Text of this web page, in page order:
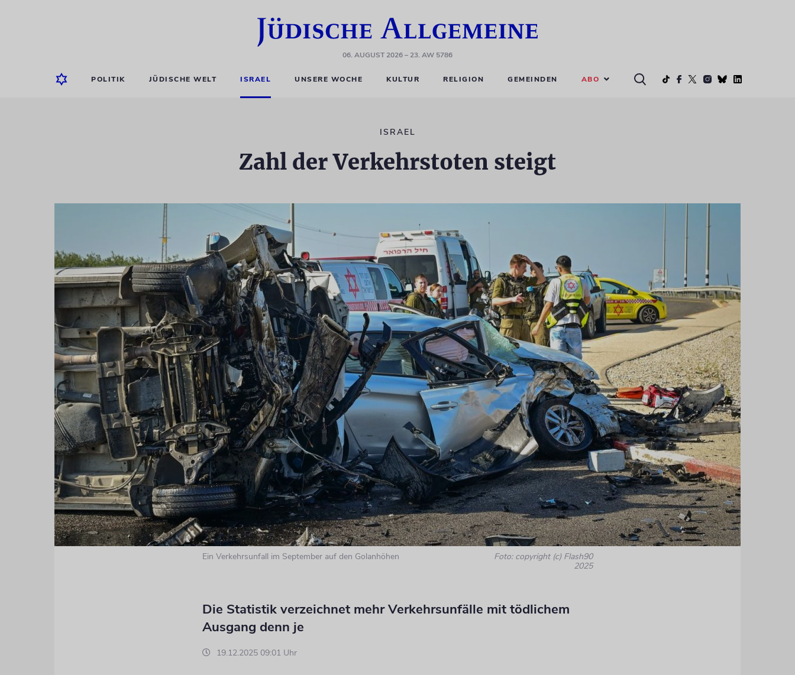
06. AUGUST 2026– 23. AW 5786
POLITIK JÜDISCHE WELT ISRAEL UNSERE WOCHE KULTUR RELIGION GEMEINDEN ABO
ISRAEL
Zahl der Verkehrstoten steigt
Ein Verkehrsunfall im September auf den Golanhöhen
Foto: copyright (c) Flash90
2025
Die Statistik verzeichnet mehr Verkehrsunfälle mit tödlichem
Ausgang denn je
19.12.2025 09:01 Uhr